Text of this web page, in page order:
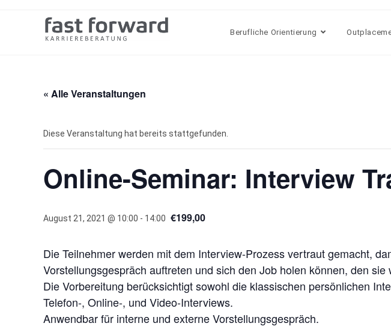
Berufliche Orientierung
« Alle Veranstaltungen
Diese Veranstaltung hat bereits stattgefunden.
Online-Seminar: Interview
August 21, 2021 @ 10:00 - 14:00 €199,00
Die Teilnehmer werden mit dem Interview-Prozess vertraut gemacht,
Vorstellungsgespräch auftreten und sich den Job holen können, den sie
Die Vorbereitung berücksichtigt sowohl die klassischen persönlichen
Telefon-, Online-, und Video-Interviews.
Anwendbar für interne und externe Vorstellungsgespräch.